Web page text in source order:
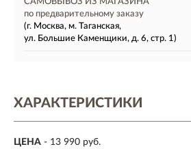
по предварительному заказу
(г. Москва, м. Таганская,
ул. Большие Каменщики, д. 6, стр. 1)
ХАРАКТЕРИСТИКИ
ЦЕНА - 13 990 руб.